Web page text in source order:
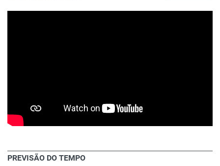
PREVISÃO DO TEMPO